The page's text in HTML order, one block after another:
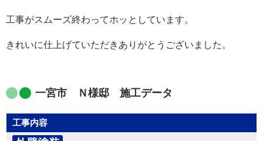
工事がスムーズ終わってホッとしています。
きれいに仕上げていただきありがとうございました。
一宮市 Ｎ様邸 施工データ
工事内容